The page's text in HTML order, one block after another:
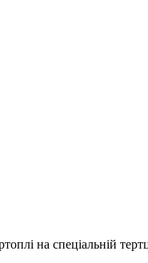
на спеціальній